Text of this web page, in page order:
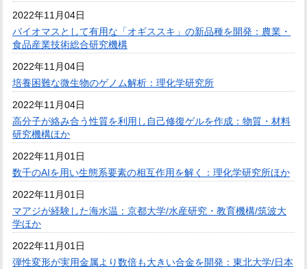
2022年11月04日
バイオマスとして有用な「オギススキ」の新品種を開発：農業・
食品産業技術総合研究機構
2022年11月04日
培養困難な微生物のゲノム解析：理化学研究所
2022年11月04日
高分子が絡み合う性質を利用し自己修復ゲルを作成：物質・材料
研究機構ほか
2022年11月01日
数千のAIを用い生態系要素の相互作用を解く：理化学研究所ほか
2022年11月01日
マアジが経験した海水温：京都大学/水産研究・教育機構/筑波大
学ほか
2022年11月01日
弾性変形が実用金属より数倍も大きい合金を開発：東北大学/日本